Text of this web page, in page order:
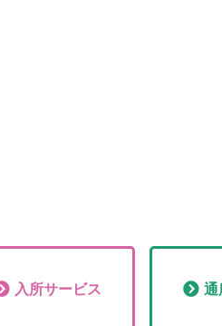
入所サービス 通